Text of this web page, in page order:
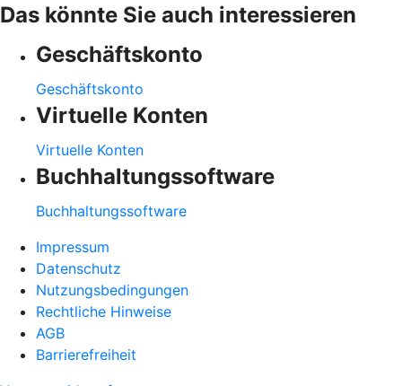
Das könnte Sie auch interessieren
Geschäftskonto
Geschäftskonto
Virtuelle Konten
Virtuelle Konten
Buchhaltungssoftware
Buchhaltungssoftware
Impressum
Datenschutz
Nutzungsbedingungen
Rechtliche Hinweise
AGB
Barrierefreiheit